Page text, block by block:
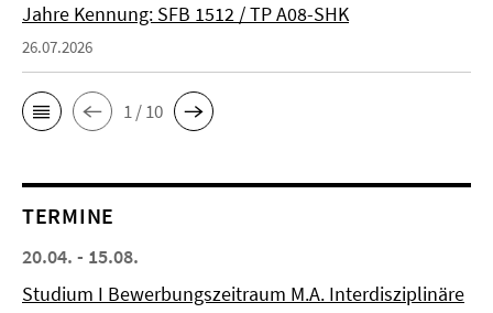
Jahre Kennung: SFB 1512 / TP A08-SHK
26.07.2026
1 / 10
TERMINE
20.04. - 15.08.
Studium I Bewerbungszeitraum M.A. Interdisziplinäre